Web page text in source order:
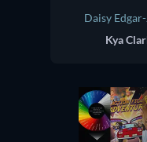
Daisy
Kya